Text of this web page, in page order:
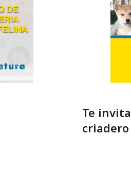
Te
criadero